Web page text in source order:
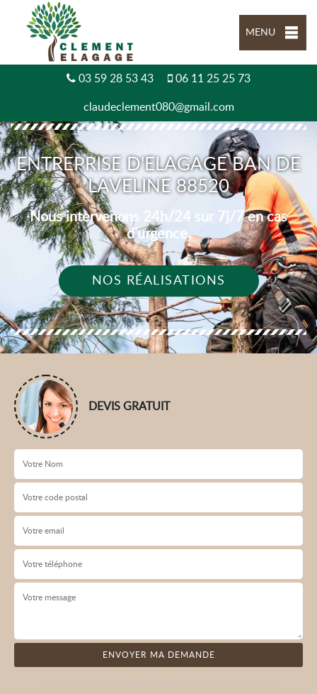
MENU
03 59 28 53 43 06 11 25 25 73
claudeclement080@gmail.com
ENTREPRISE D'ELAGAGE BAN DE
LAVELINE 88520
Nous intervenons 24h/24 sur 7j/7 en cas
d'urgence.
NOS RÉALISATIONS
DEVIS GRATUIT